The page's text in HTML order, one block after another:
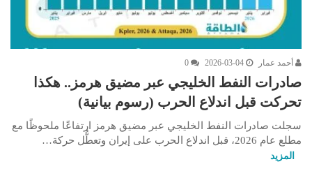
أحمد عمار 2026-03-04
0
صادرات النفط الخليجي عبر مضيق هرمز.. هكذا
تحركت قبل اندلاع الحرب (رسوم بيانية)
سجلت صادرات النفط الخليجي عبر مضيق هرمز ارتفاعًا ملحوظًا مع
مطلع عام 2026، قبل اندلاع الحرب على إيران وتعطُّل حركة…
المزيد